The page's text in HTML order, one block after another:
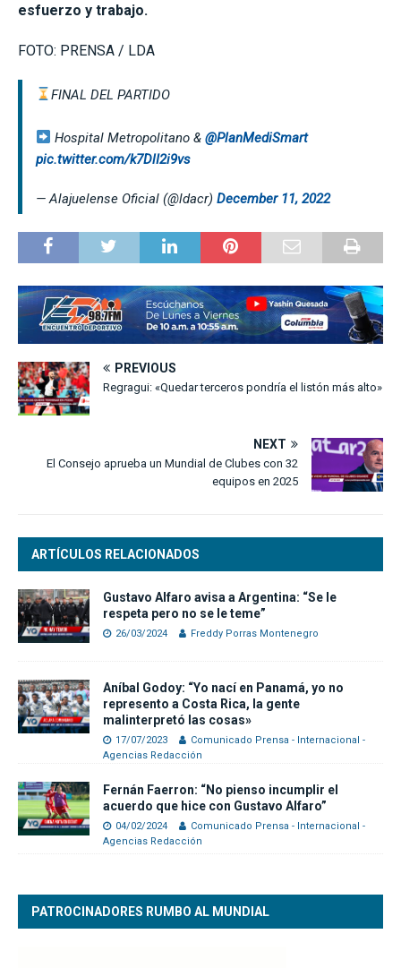
esfuerzo y trabajo.
FOTO: PRENSA / LDA
FINAL DEL PARTIDO
Hospital Metropolitano &@PlanMediSmart
pic.twitter.com/k7DlI2i9vs
— Alajuelense Oficial (@ldacr) December 11, 2022
PREVIOUS
Regragui: «Quedar terceros pondría el listón más alto»
NEXT
El Consejo aprueba un Mundial de Clubes con 32
equipos en 2025
ARTÍCULOS RELACIONADOS
Gustavo Alfaro avisa a Argentina: “Se le
respeta pero no se le teme”
26/03/2024 Freddy Porras Montenegro
Aníbal Godoy: “Yo nací en Panamá, yo no
represento a Costa Rica, la gente
malinterpretó las cosas»
17/07/2023
Comunicado Prensa - Internacional -
Agencias Redacción
Fernán Faerron: “No pienso incumplir el
acuerdo que hice con Gustavo Alfaro”
04/02/2024
Comunicado Prensa - Internacional -
Agencias Redacción
PATROCINADORES RUMBO AL MUNDIAL